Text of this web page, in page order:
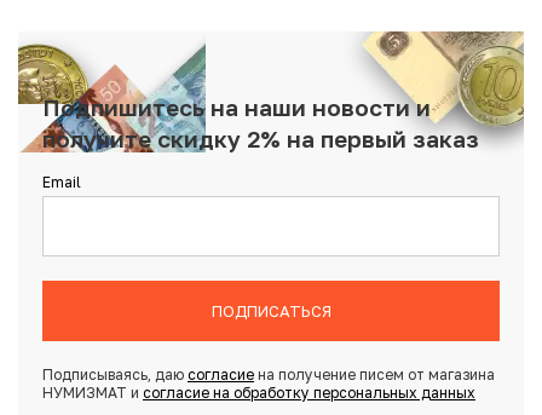
Подпишитесь на наши новости и
получите скидку 2% на первый заказ
Email
ПОДПИСАТЬСЯ
Подписываясь, даю согласиена получение писем от магазина
НУМИЗМАТ и согласие на обработку персональных данных